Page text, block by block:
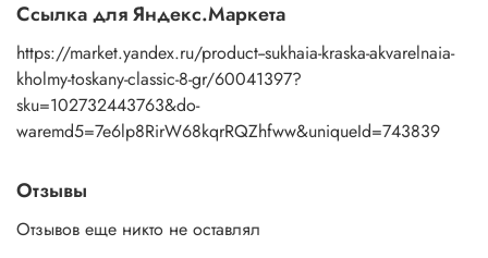
Ссылка для Яндекс.Маркета
https://market.yandex.ru/product--sukhaia-kraska-akvarelnaia-
kholmy-toskany-classic-8-gr/60041397?
sku=102732443763&do-
waremd5=7e6lp8RirW68kqrRQZhfww&uniqueId=743839
Отзывы
Отзывов еще никто не оставлял